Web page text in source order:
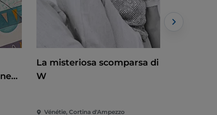
La misteriosa scomparsa di
W
Vénétie, Cortina d'Ampezzo